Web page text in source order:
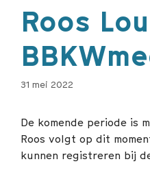
Roos
31 mei 2022
De komende periode is
Roos volgt op dit
kunnen registreren bij